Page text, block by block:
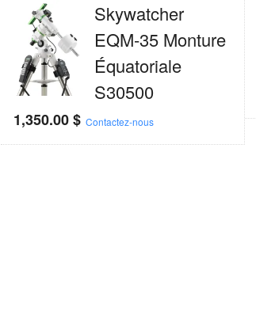
Skywatcher
EQM-35 Monture
Équatoriale
S30500
1,350.00$ Contactez-nous